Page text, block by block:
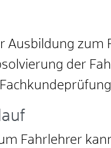
Ausbildung zum
der
Fahrlehrer